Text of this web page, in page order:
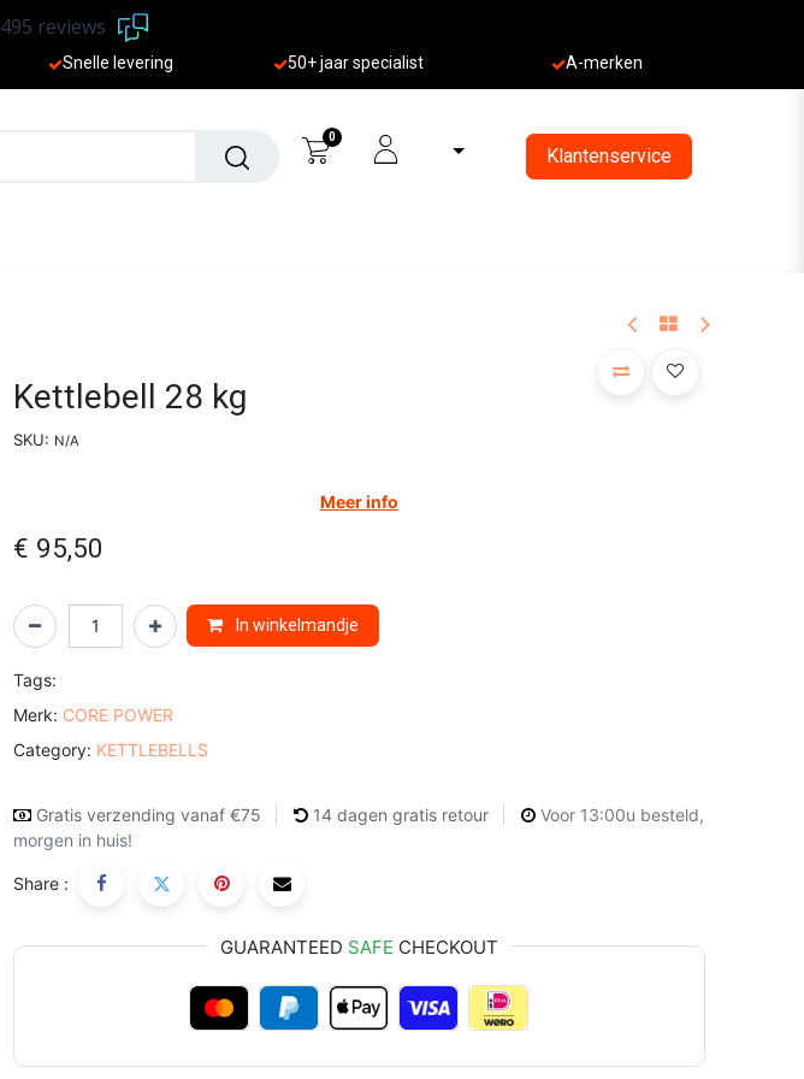
495 reviews
Sne lle levering 50+ jaar specialist A-merken
0
Klantenservice
Kettlebell 28 kg
SKU: N/A
Meer info
€ 95,50
In winkelmandje
Tags:
Merk: CORE POWER
Category: KETTLEBELLS
Gratis verzending vanaf €75 14 dagen gratis retour
Voor 13:00u besteld,
morgen in huis!
Share :
GUARANTEED SAFE CHECKOUT